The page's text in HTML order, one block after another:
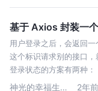
基于 Axios 封装一
用户登录之后，会返回
这个标识请求别的接口
登录状态的方案有两种
session 是通过 cookie
神光的幸福生活公号 2年前